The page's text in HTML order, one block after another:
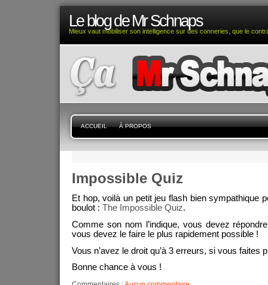
Le blog de Mr Schnaps
Mieux vaut mobiliser son intelligence sur des conneries, que le
ACCUEIL À PROPOS
Impossible Quiz
Et hop, voilà un petit jeu flash bien sympathique
boulot : The Impossible Quiz.
Comme son nom l’indique, vous devez
vous devez le faire le plus rapidement possible !
Vous n’avez le droit qu’à 3 erreurs, si vous faites
Bonne chance à vous !